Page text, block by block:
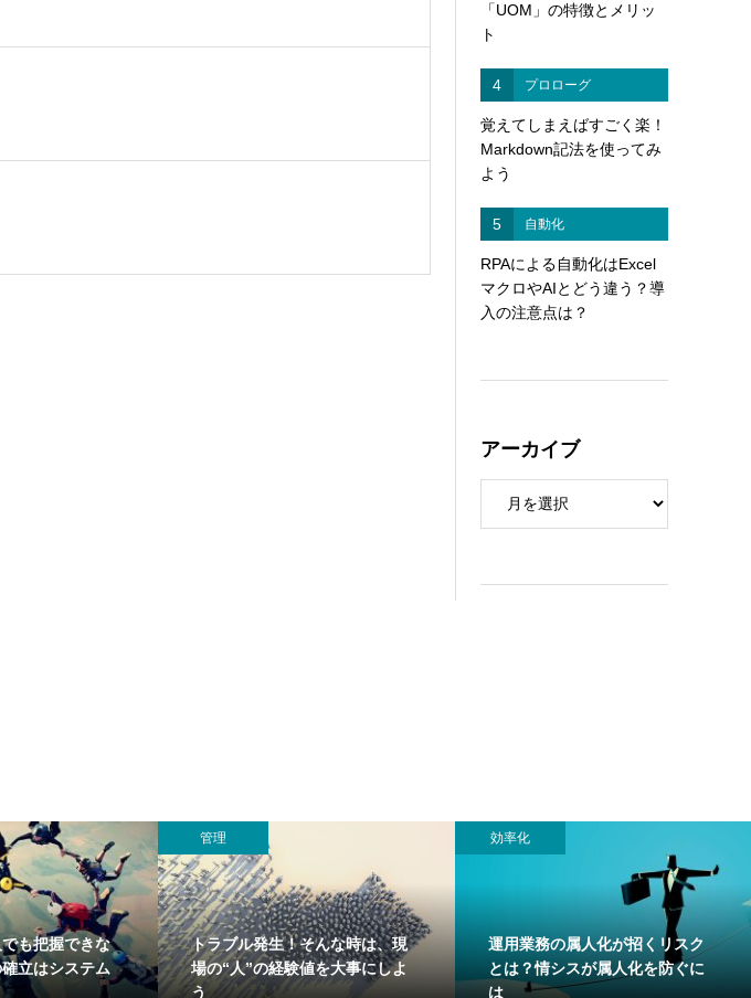
「UOM」の特徴とメリッ
ト
4 プロローグ
覚えてしまえばすごく楽！
Markdown記法を使ってみ
よう
5 自動化
RPAによる自動化はExcel
マクロやAIとどう違う？導
入の注意点は？
アーカイブ
も把握できな
立はシステム
管理
トラブル発生！そんな時は、現
場の“人”の経験値を大事にしよ
う
効率化
運用業務の属人化が招くリスク
とは？情シスが属人化を防ぐに
は